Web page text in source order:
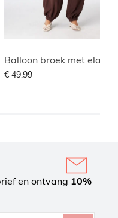
€ 49,99
en ontvang 10%